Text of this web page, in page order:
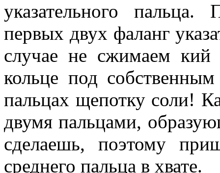
указательного
первых двух фаланг
случае не сжимаем
кольце под
пальцах щепотку соли!
двумя пальцами,
сделаешь, поэтому
среднего пальца в хвате.